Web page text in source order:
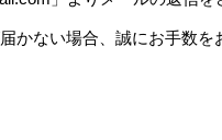
かない場合、誠にお手数